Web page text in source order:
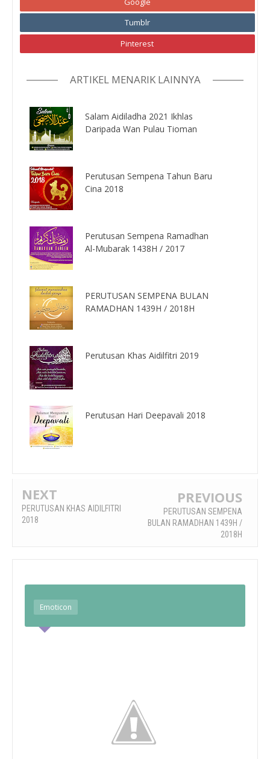
Tumblr
Pinterest
ARTIKEL MENARIK LAINNYA
Salam Aidiladha 2021 Ikhlas
Daripada Wan Pulau Tioman
Perutusan Sempena Tahun Baru
Cina 2018
Perutusan Sempena Ramadhan
Al-Mubarak 1438H / 2017
PERUTUSAN SEMPENA BULAN
RAMADHAN 1439H / 2018H
Perutusan Khas Aidilfitri 2019
Perutusan Hari Deepavali 2018
NEXT
PERUTUSAN KHAS AIDILFITRI
2018
PREVIOUS
PERUTUSAN SEMPENA
BULAN RAMADHAN 1439H /
2018H
Emoticon